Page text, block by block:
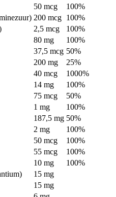
50 mcg
100%
200 mcg 100%
2,5 mcg
100%
80 mg
100%
37,5 mcg 50%
200 mg
25%
40 mcg
1000%
14 mg
100%
75 mcg
50%
1 mg
100%
187,5 mg 50%
2 mg
100%
50 mcg
100%
55 mcg
100%
10 mg
100%
15 mg
15 mg